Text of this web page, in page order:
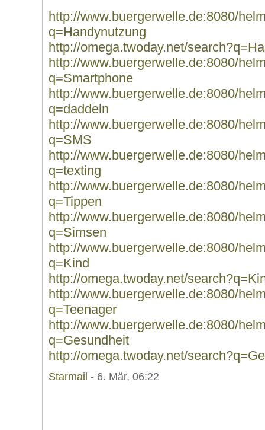
http://www.buergerwelle.de:8080/
q=Handynutzung
http://omega.twoday.net/
http://www.buergerwelle.de:8080/
q=Smartphone
http://www.buergerwelle.de:8080/
q=daddeln
http://www.buergerwelle.de:8080/
q=SMS
http://www.buergerwelle.de:8080/
q=texting
http://www.buergerwelle.de:8080/
q=Tippen
http://www.buergerwelle.de:8080/
q=Simsen
http://www.buergerwelle.de:8080/
q=Kind
http://omega.twoday.net/
http://www.buergerwelle.de:8080/
q=Teenager
http://www.buergerwelle.de:8080/
q=Gesundheit
http://omega.twoday.net/
Starmail - 6. Mär, 06:22